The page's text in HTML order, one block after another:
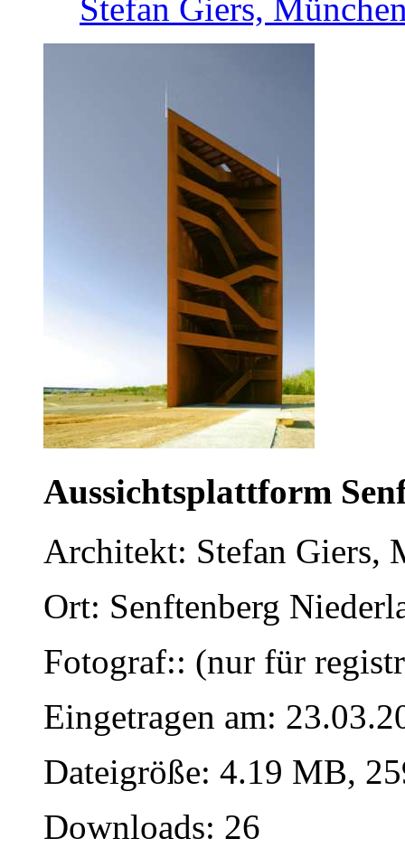
Stefan Giers,
Aussichtsplattform
Architekt: Stefan Giers,
Ort: Senftenberg
Fotograf:: (nur für
Eingetragen am:
Dateigröße: 4.19 MB,
Downloads: 26